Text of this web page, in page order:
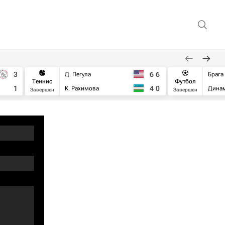
3
1
Теннис
Завершен
Д. Пегула
К. Рахимова
6 6
4 0
Футбол
Завершен
Брага